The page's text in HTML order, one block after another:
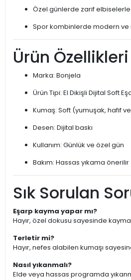
Özel günlerde zarif
Spor kombinlerde modern
Ürün Özellikleri
Marka: Bonjela
Ürün Tipi: El Dikişli Dijital Soft
Kumaş: Soft (yumuşak, hafif
Desen: Dijital baskı
Kullanım: Günlük ve özel gün
Bakım: Hassas yıkama önerilir
Sık Sorulan
Eşarp kayma yapar mı?
Hayır, özel dokusu sayesinde
Terletir mi?
Hayır, nefes alabilen kumaşı
Nasıl yıkanmalı?
Elde veya hassas programda